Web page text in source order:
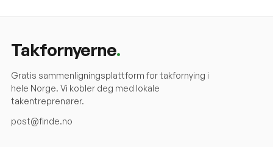
Takfornyerne.
Gratis sammenligningsplattform for takfornying i
hele Norge. Vi kobler deg med lokale
takentreprenører.
post@finde.no